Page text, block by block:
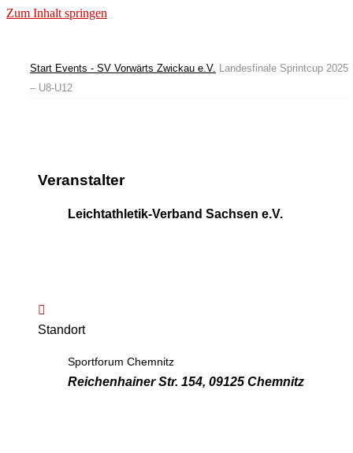
Zum Inhalt springen
Start Events - SV Vorwärts Zwickau e.V. Landesfinale Sprintcup 2025
– U8-U12
Veranstalter
Leichtathletik-Verband Sachsen e.V.
Standort
Sportforum Chemnitz
Reichenhainer Str. 154, 09125 Chemnitz